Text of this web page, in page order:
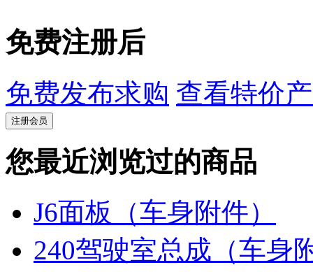
免费注册后
免费发布求购 查看特价
注册会员
您最近浏览过的商品
J6面板（车身附件）
240驾驶室总成（车身